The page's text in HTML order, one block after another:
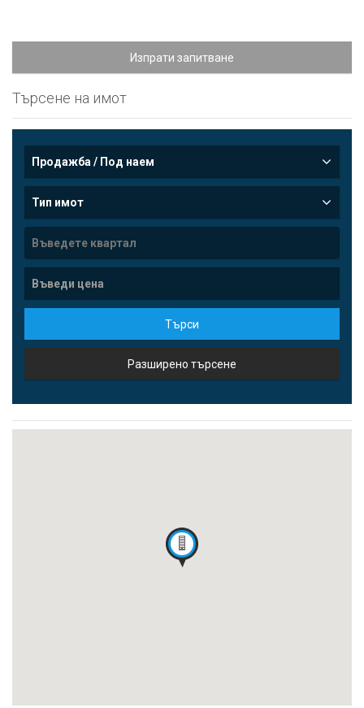
Изпрати запитване
Търсене на имот
Продажба / Под наем
Тип имот
Търси
Разширено търсене